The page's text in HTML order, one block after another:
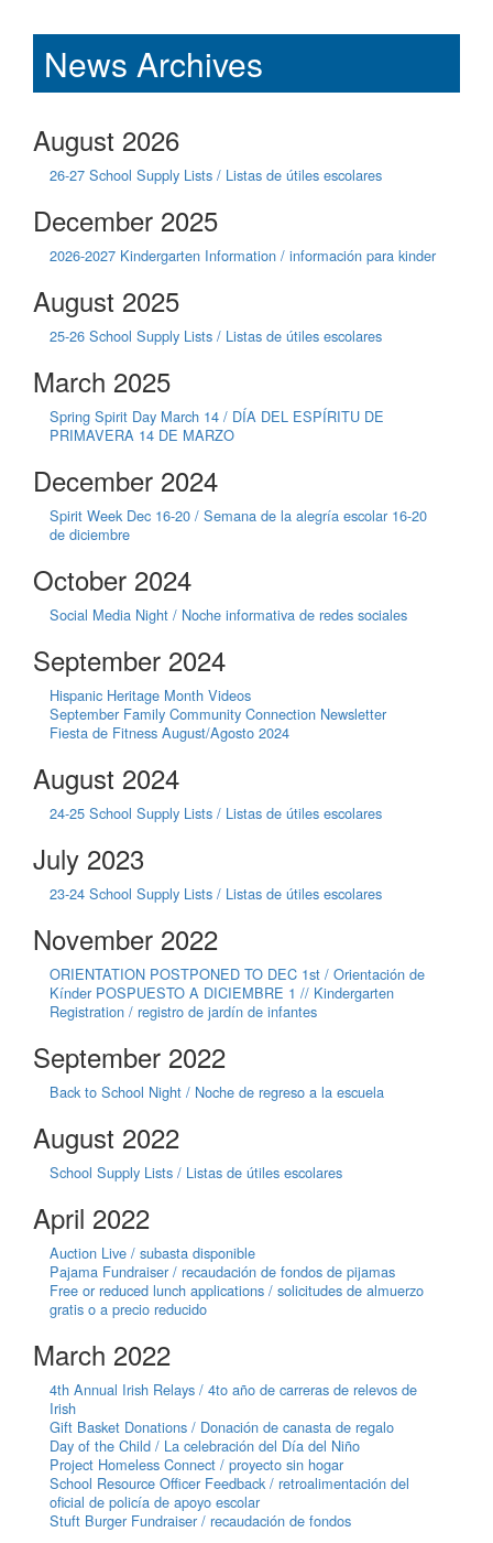
News Archives
August 2026
26-27 School Supply Lists / Listas de útiles escolares
December 2025
2026-2027 Kindergarten Information / información para kinder
August 2025
25-26 School Supply Lists / Listas de útiles escolares
March 2025
Spring Spirit Day March 14 / DÍA DEL ESPÍRITU DE
PRIMAVERA 14 DE MARZO
December 2024
Spirit Week Dec 16-20 / Semana de la alegría escolar 16-20
de diciembre
October 2024
Social Media Night / Noche informativa de redes sociales
September 2024
Hispanic Heritage Month Videos
September Family Community Connection Newsletter
Fiesta de Fitness August/Agosto 2024
August 2024
24-25 School Supply Lists / Listas de útiles escolares
July 2023
23-24 School Supply Lists / Listas de útiles escolares
November 2022
ORIENTATION POSTPONED TO DEC 1st / Orientación de
Kínder POSPUESTO A DICIEMBRE 1 // Kindergarten
Registration / registro de jardín de infantes
September 2022
Back to School Night / Noche de regreso a la escuela
August 2022
School Supply Lists / Listas de útiles escolares
April 2022
Auction Live / subasta disponible
Pajama Fundraiser / recaudación de fondos de pijamas
Free or reduced lunch applications / solicitudes de almuerzo
gratis o a precio reducido
March 2022
4th Annual Irish Relays / 4to año de carreras de relevos de
Irish
Gift Basket Donations / Donación de canasta de regalo
Day of the Child / La celebración del Día del Niño
Project Homeless Connect / proyecto sin hogar
School Resource Officer Feedback / retroalimentación del
oficial de policía de apoyo escolar
Stuft Burger Fundraiser / recaudación de fondos